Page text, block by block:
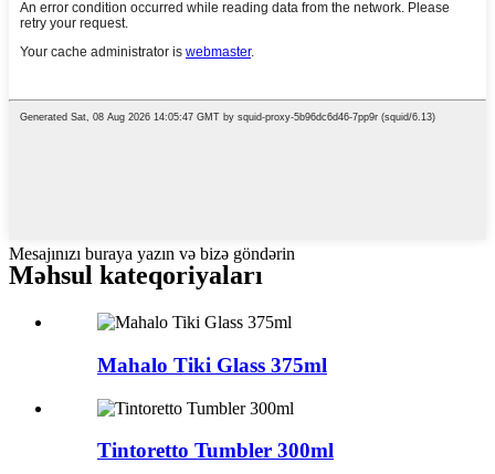
Mesajınızı buraya yazın və bizə göndərin
Məhsul kateqoriyaları
Mahalo Tiki Glass 375ml
Tintoretto Tumbler 300ml